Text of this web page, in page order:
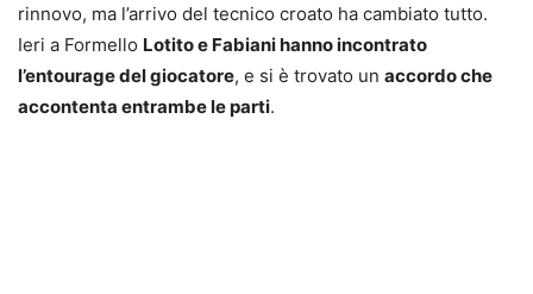
rinnovo, ma l’arrivo del tecnico croato ha cambiato tutto.
Ieri a Formello Lotito e Fabiani hanno incontrato
l’entourage del giocatore, e si è trovato un accordo che
accontenta entrambe le parti.